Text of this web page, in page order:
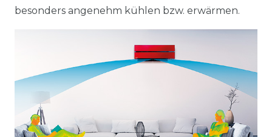
besonders angenehm kühlen bzw. erwärmen.